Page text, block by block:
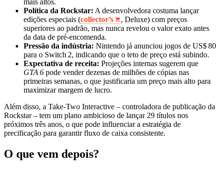
mais altos.
Política da Rockstar: A desenvolvedora costuma lançar
edições especiais (collector’s
, Deluxe) com preços
superiores ao padrão, mas nunca revelou o valor exato antes
da data de pré‑encomenda.
Pressão da indústria: Nintendo já anunciou jogos de US$ 80
para o Switch 2, indicando que o teto de preço está subindo.
Expectativa de receita: Projeções internas sugerem que
GTA 6 pode vender dezenas de milhões de cópias nas
primeiras semanas, o que justificaria um preço mais alto para
maximizar margem de lucro.
Além disso, a Take‑Two Interactive – controladora de publicação da
Rockstar – tem um plano ambicioso de lançar 29 títulos nos
próximos três anos, o que pode influenciar a estratégia de
precificação para garantir fluxo de caixa consistente.
O que vem depois?